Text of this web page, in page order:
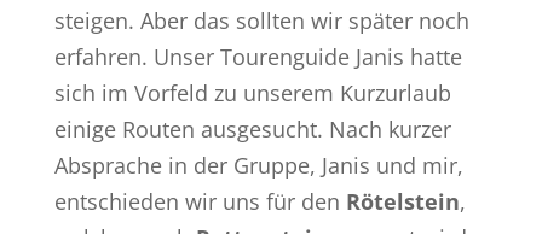
steigen. Aber das sollten wir später noch
erfahren. Unser Tourenguide Janis hatte
sich im Vorfeld zu unserem Kurzurlaub
einige Routen ausgesucht. Nach kurzer
Absprache in der Gruppe, Janis und mir,
entschieden wir uns für den Rötelstein,